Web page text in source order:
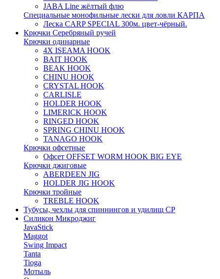
JABA Line жёлтый флю
Специальные монофильные лески для ловли КАРПА
Леска CARP SPECIAL 300м. цвет-чёрный.
Крючки Серебряный ручей
Крючки одинарные
4X ISEAMA HOOK
BAIT HOOK
BEAK HOOK
CHINU HOOK
CRYSTAL HOOK
CARLISLE
HOLDER HOOK
LIMERICK HOOK
RINGED HOOK
SPRING CHINU HOOK
TANAGO HOOK
Крючки офсетные
Офсет OFFSET WORM HOOK BIG EYE
Крючки джиговые
ABERDEEN JIG
HOLDER JIG HOOK
Крючки тройные
TREBLE HOOK
Тубусы, чехлы для спиннингов и удилищ СР
Силикон Микроджиг
JavaStick
Maggot
Swing Impact
Tanta
Tioga
Мотыль